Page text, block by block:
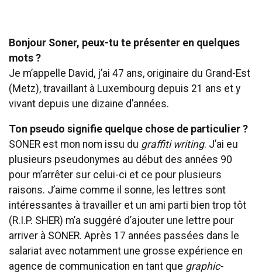
Bonjour Soner, peux-tu te présenter en quelques
mots ?
Je m’appelle David, j’ai 47 ans, originaire du Grand-Est
(Metz), travaillant à Luxembourg depuis 21 ans et y
vivant depuis une dizaine d’années.
Ton pseudo signifie quelque chose de particulier ?
SONER est mon nom issu du graffiti writing. J’ai eu
plusieurs pseudonymes au début des années 90
pour m’arrêter sur celui-ci et ce pour plusieurs
raisons. J’aime comme il sonne, les lettres sont
intéressantes à travailler et un ami parti bien trop tôt
(R.I.P. SHER) m’a suggéré d’ajouter une lettre pour
arriver à SONER. Après 17 années passées dans le
salariat avec notamment une grosse expérience en
agence de communication en tant que graphic-